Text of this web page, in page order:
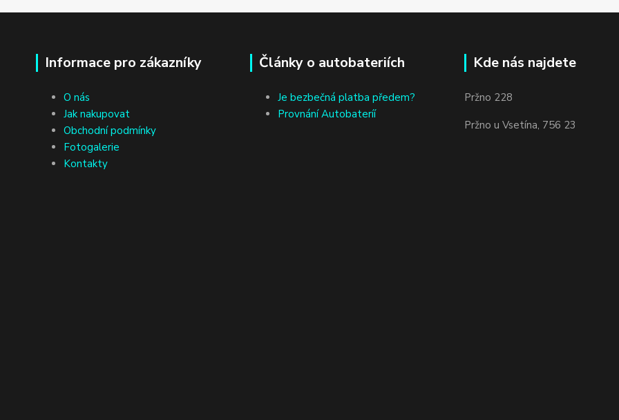
Informace pro zákazníky
O nás
Jak nakupovat
Obchodní podmínky
Fotogalerie
Kontakty
Články o autobateriích
Je bezbečná platba předem?
Provnání Autobateríí
Kde nás najdete
Pržno 228
Pržno u Vsetína, 756 23